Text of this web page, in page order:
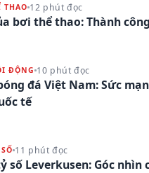
THAO 12 phút đọc
bơi thể thao: Thành
ĐỘNG 10 phút đọc
đá Việt Nam: Sức
tế
11 phút đọc
số Leverkusen: Góc nhìn